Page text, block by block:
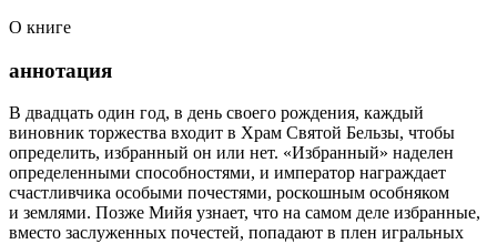
О книге
аннотация
В двадцать один год, в день своего рождения, каждый
виновник торжества входит в Храм Святой Бельзы, чтобы
определить, избранный он или нет. «Избранный» наделен
определенными способностями, и император награждает
счастливчика особыми почестями, роскошным особняком
и землями. Позже Мийя узнает, что на самом деле избранные,
вместо заслуженных почестей, попадают в плен игральных